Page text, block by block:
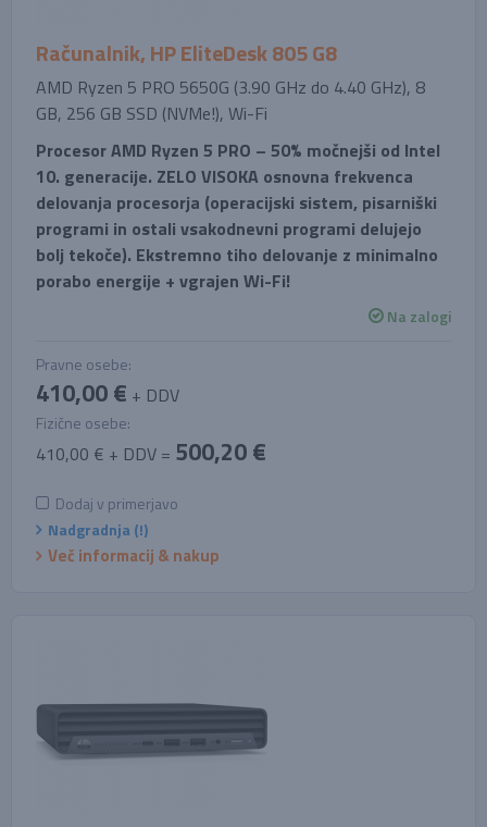
Računalnik, HP EliteDesk 805 G8
AMD Ryzen 5 PRO 5650G (3.90 GHz do 4.40 GHz), 8
GB, 256 GB SSD (NVMe!), Wi-Fi
Procesor AMD Ryzen 5 PRO – 50% močnejši od Intel
10. generacije. ZELO VISOKA osnovna frekvenca
delovanja procesorja (operacijski sistem, pisarniški
programi in ostali vsakodnevni programi delujejo
bolj tekoče). Ekstremno tiho delovanje z minimalno
porabo energije + vgrajen Wi-Fi!
Na zalogi
Pravne osebe:
410,00 € + DDV
Fizične osebe:
410,00 € + DDV = 500,20 €
Dodaj v primerjavo
Nadgradnja (!)
Več informacij & nakup